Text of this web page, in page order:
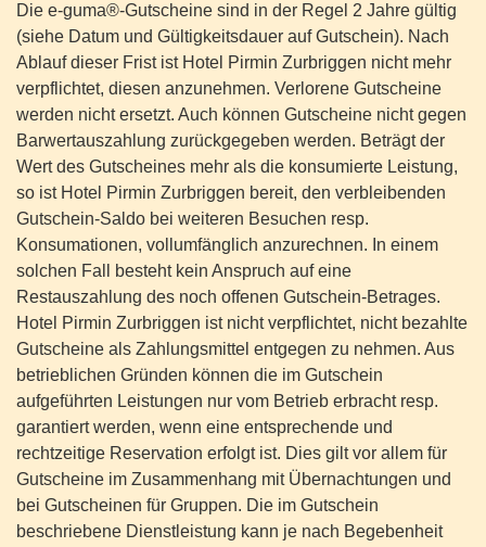
Die e-guma®-Gutscheine sind in der Regel 2 Jahre gültig
(siehe Datum und Gültigkeitsdauer auf Gutschein). Nach
Ablauf dieser Frist ist Hotel Pirmin Zurbriggen nicht mehr
verpflichtet, diesen anzunehmen. Verlorene Gutscheine
werden nicht ersetzt. Auch können Gutscheine nicht gegen
Barwertauszahlung zurückgegeben werden. Beträgt der
Wert des Gutscheines mehr als die konsumierte Leistung,
so ist Hotel Pirmin Zurbriggen bereit, den verbleibenden
Gutschein-Saldo bei weiteren Besuchen resp.
Konsumationen, vollumfänglich anzurechnen. In einem
solchen Fall besteht kein Anspruch auf eine
Restauszahlung des noch offenen Gutschein-Betrages.
Hotel Pirmin Zurbriggen ist nicht verpflichtet, nicht bezahlte
Gutscheine als Zahlungsmittel entgegen zu nehmen. Aus
betrieblichen Gründen können die im Gutschein
aufgeführten Leistungen nur vom Betrieb erbracht resp.
garantiert werden, wenn eine entsprechende und
rechtzeitige Reservation erfolgt ist. Dies gilt vor allem für
Gutscheine im Zusammenhang mit Übernachtungen und
bei Gutscheinen für Gruppen. Die im Gutschein
beschriebene Dienstleistung kann je nach Begebenheit